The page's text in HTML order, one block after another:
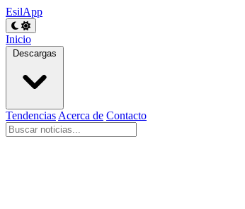
EsilApp
Inicio
Descargas
Tendencias Acerca de Contacto